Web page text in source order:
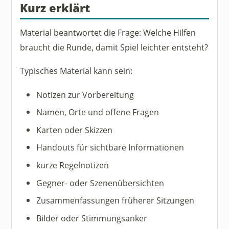
Kurz erklärt
Material beantwortet die Frage: Welche Hilfen
braucht die Runde, damit Spiel leichter entsteht?
Typisches Material kann sein:
Notizen zur Vorbereitung
Namen, Orte und offene Fragen
Karten oder Skizzen
Handouts für sichtbare Informationen
kurze Regelnotizen
Gegner- oder Szenenübersichten
Zusammenfassungen früherer Sitzungen
Bilder oder Stimmungsanker